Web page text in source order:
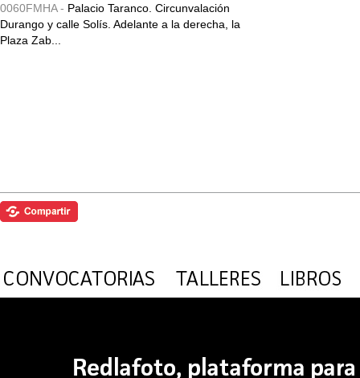
0060FMHA - Palacio Taranco. Circunvalación
Durango y calle Solís. Adelante a la derecha, la
Plaza Zab...